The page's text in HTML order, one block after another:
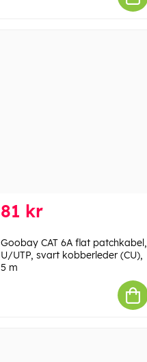
81 kr
Goobay CAT 6A flat patchkabel,
U/UTP, svart kobberleder (CU),
5 m